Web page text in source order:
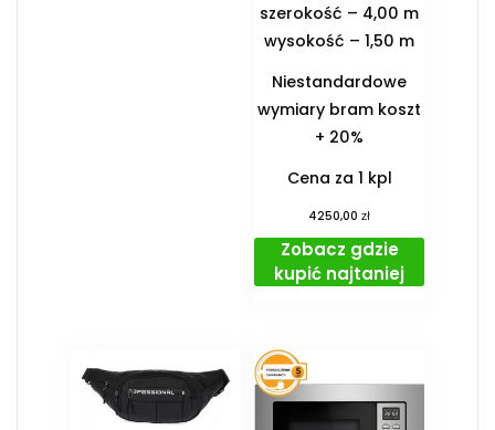
szerokość – 4,00 m
wysokość – 1,50 m
Niestandardowe
wymiary bram koszt
+ 20%
Cena za 1 kpl
4250,00zł
Zobacz gdzie
kupić najtaniej